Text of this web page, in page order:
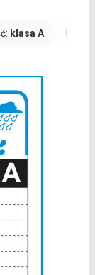
klasa A Hałas: